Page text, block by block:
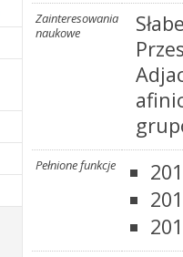
Zainteresowania
naukowe
Pełnione funkcje